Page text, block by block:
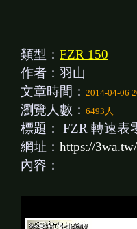
類型： FZR 150
作者：羽山
文章時間： 2014-04-06
瀏覽人數： 6493人
標題： FZR 轉速表
網址： https://
內容：